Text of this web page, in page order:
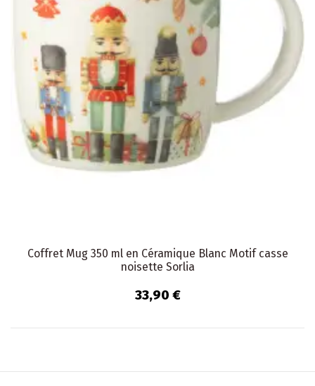
Coffret Mug 350 ml en Céramique Blanc Motif casse
noisette Sorlia
33,90 €